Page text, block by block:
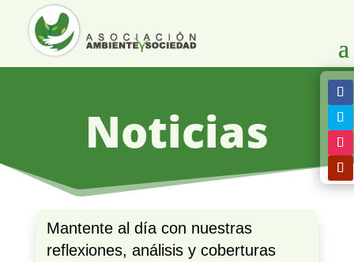
Noticias
Mantente al día con nuestras
reflexiones, análisis y coberturas